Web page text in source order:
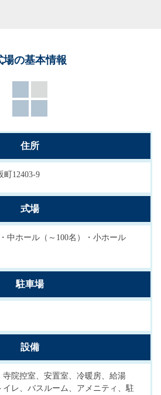
場の基本情報
住所
町12403-9
式場
中ホール（～100名）・小ホール
駐車場
設備
院控室、安置室、冷暖房、給湯
レ、バスルーム、アメニティ、駐